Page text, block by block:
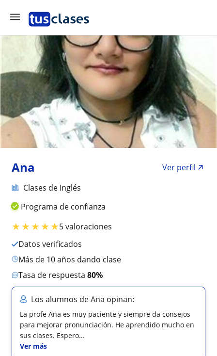
Ana
Ver perfil
Clases de Inglés
Programa de confianza
★★★★★5 valoraciones
Datos verificados
más de 10 años dando clase
Tasa de respuesta 80%
Los alumnos de Ana opinan:
La profe Ana es muy paciente y siempre da consejos
para mejorar pronunciación. He aprendido mucho en
sus clases. Espero...
Ver más